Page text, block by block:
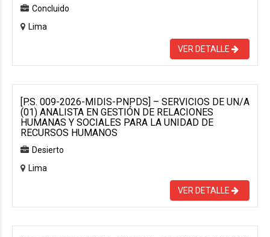
Concluido
Lima
VER DETALLE
[P.S. 009-2026-MIDIS-PNPDS] – SERVICIOS DE UN/A
(01) ANALISTA EN GESTIÓN DE RELACIONES
HUMANAS Y SOCIALES PARA LA UNIDAD DE
RECURSOS HUMANOS
Desierto
Lima
VER DETALLE